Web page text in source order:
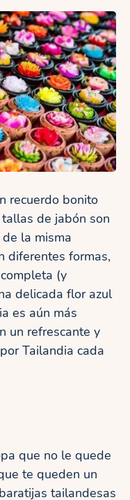
recuerdo bonito
de jabón son
la misma
diferentes formas,
(y
delicada flor azul
es aún más
un refrescante y
Tailandia cada
que no le quede
te queden un
tailandesas